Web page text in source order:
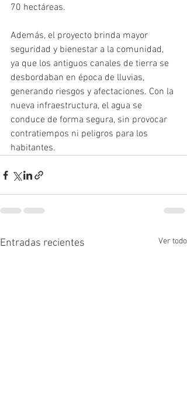
70 hectáreas.
Además, el proyecto brinda mayor
seguridad y bienestar a la comunidad,
ya que los antiguos canales de tierra se
desbordaban en época de lluvias,
generando riesgos y afectaciones. Con la
nueva infraestructura, el agua se
conduce de forma segura, sin provocar
contratiempos ni peligros para los
habitantes.
Entradas recientes Ver todo